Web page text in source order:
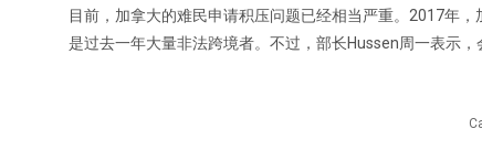
目前，加拿大的难民申请积压问题已经相当严重。2017年
是过去一年大量非法跨境者。不过，部长Hussen周一表示